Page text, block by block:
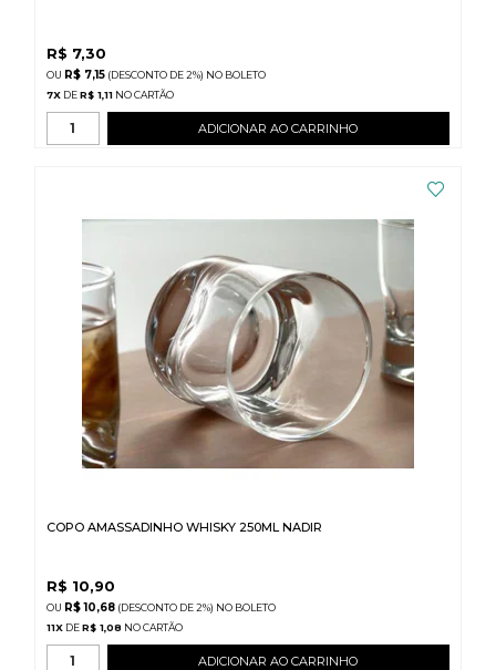
R$ 7,30
R$ 7,15 (DESCONTO DE 2%) NO BOLETO
7X DE R$ 1,11
ADICIONAR AO CARRINHO
COPO AMASSADINHO WHISKY 250ML NADIR
R$ 10,90
R$ 10,68 (DESCONTO DE 2%) NO BOLETO
11X DE R$ 1,08
ADICIONAR AO CARRINHO